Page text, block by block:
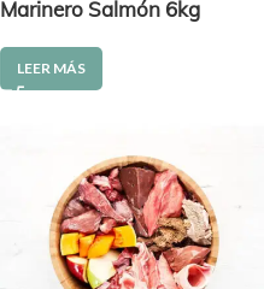
Marinero Salmón 6kg
LEER MÁS